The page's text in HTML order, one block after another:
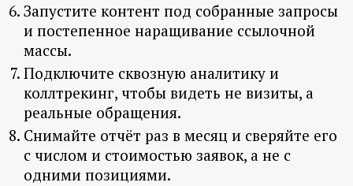
Запустите контент под собранные запросы
и постепенное наращивание ссылочной
массы.
Подключите сквозную аналитику и
коллтрекинг, чтобы видеть не визиты, а
реальные обращения.
Снимайте отчёт раз в месяц и сверяйте его
с числом и стоимостью заявок, а не с
одними позициями.